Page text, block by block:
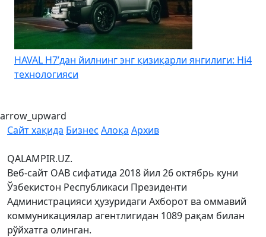
HAVAL H7’дан йилнинг энг қизиқарли янгилиги: Hi4
технологияси
arrow_upward
Сайт хақида Бизнес Алоқа Архив
QALAMPIR.UZ.
Веб-сайт ОАВ сифатида 2018 йил 26 октябрь куни
Ўзбекистон Республикаси Президенти
Администрацияси ҳузуридаги Ахборот ва оммавий
коммуникациялар агентлигидан 1089 рақам билан
рўйхатга олинган.